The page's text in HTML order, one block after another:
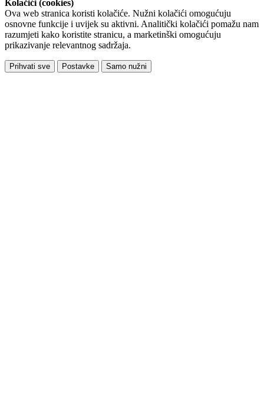
Kolačići (cookies)
Ova web stranica koristi kolačiće. Nužni kolačići omogućuju
osnovne funkcije i uvijek su aktivni. Analitički kolačići pomažu nam
razumjeti kako koristite stranicu, a marketinški omogućuju
prikazivanje relevantnog sadržaja.
Prihvati sve Postavke Samo nužni